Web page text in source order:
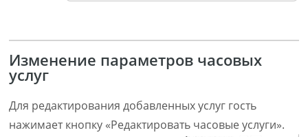
Изменение параметров часовых
услуг
Для редактирования добавленных услуг гость
нажимает кнопку «Редактировать часовые услуги».